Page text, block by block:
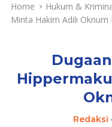
Home Hukum &
Minta Hakim Adili Oknum
Redaksi